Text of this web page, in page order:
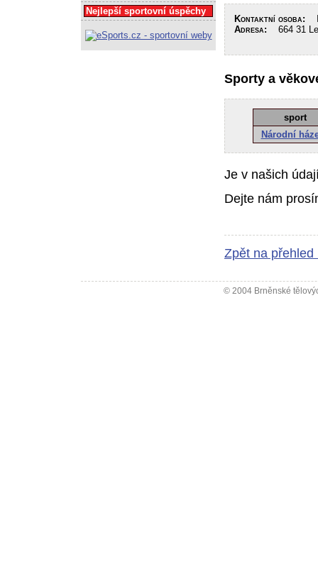
Kontaktní osoba:
Adresa: 664 31
Sporty a
sport
Národní
Je v našich
Dejte nám
Zpět na přehled
Nejlepší sportovní úspěchy
© 2004 Brněnské